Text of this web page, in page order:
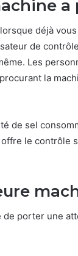
déjà
de
Les
la
de sel
le
de porter une